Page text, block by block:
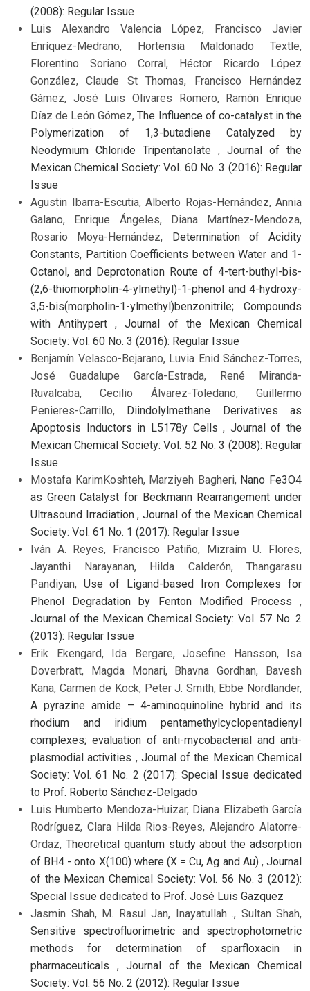
(2008): Regular Issue
Luis Alexandro Valencia López, Francisco Javier
Enríquez-Medrano, Hortensia Maldonado Textle,
Florentino Soriano Corral, Héctor Ricardo López
González, Claude St Thomas, Francisco Hernández
Gámez, José Luis Olivares Romero, Ramón Enrique
Díaz de León Gómez,The Influence of co-catalyst in the
Polymerization of 1,3-butadiene Catalyzed by
Neodymium Chloride Tripentanolate , Journal of the
Mexican Chemical Society: Vol. 60 No. 3 (2016): Regular
Issue
Agustin Ibarra-Escutia, Alberto Rojas-Hernández, Annia
Galano, Enrique Ángeles, Diana Martínez-Mendoza,
Rosario Moya-Hernández,
Determination of Acidity
Constants, Partition Coefficients between Water and 1-
Octanol, and Deprotonation Route of 4-tert-buthyl-bis-
(2,6-thiomorpholin-4-ylmethyl)-1-phenol and 4-hydroxy-
3,5-bis(morpholin-1-ylmethyl)benzonitrile; Compounds
with Antihypert,Journal of the Mexican Chemical
Society: Vol. 60 No. 3 (2016): Regular Issue
Benjamín Velasco-Bejarano, Luvia Enid Sánchez-Torres,
José Guadalupe García-Estrada, René Miranda-
Ruvalcaba, Cecilio Álvarez-Toledano, Guillermo
Penieres-Carrillo,
Diindolylmethane Derivatives as
Apoptosis Inductors in L5178y Cells, Journal of the
Mexican Chemical Society: Vol. 52 No. 3 (2008): Regular
Issue
Mostafa KarimKoshteh, Marziyeh Bagheri, Nano Fe3O4
as Green Catalyst for Beckmann Rearrangement under
Ultrasound Irradiation,Journal of the Mexican Chemical
Society: Vol. 61 No. 1 (2017): Regular Issue
Iván A. Reyes, Francisco Patiño, Mizraím U. Flores,
Jayanthi Narayanan, Hilda Calderón, Thangarasu
Pandiyan, Use of Ligand-based Iron Complexes for
Phenol Degradation by Fenton Modified Process ,
Journal of the Mexican Chemical Society: Vol. 57 No. 2
(2013): Regular Issue
Erik Ekengard, Ida Bergare, Josefine Hansson, Isa
Doverbratt, Magda Monari, Bhavna Gordhan, Bavesh
Kana, Carmen de Kock, Peter J. Smith, Ebbe Nordlander,
A pyrazine amide – 4-aminoquinoline hybrid and its
rhodium and iridium pentamethylcyclopentadienyl
complexes; evaluation of anti-mycobacterial and anti-
plasmodial activities , Journal of the Mexican Chemical
Society: Vol. 61 No. 2 (2017): Special Issue dedicated
to Prof. Roberto Sánchez-Delgado
Luis Humberto Mendoza-Huizar, Diana Elizabeth García
Rodríguez, Clara Hilda Rios-Reyes, Alejandro Alatorre-
Ordaz, Theoretical quantum study about the adsorption
of BH4 - onto X(100) where (X = Cu, Ag and Au) ,Journal
of the Mexican Chemical Society: Vol. 56 No. 3 (2012):
Special Issue dedicated to Prof. José Luis Gazquez
Jasmin Shah, M. Rasul Jan, Inayatullah ., Sultan Shah,
Sensitive spectrofluorimetric and spectrophotometric
methods for determination of sparfloxacin in
pharmaceuticals ,Journal of the Mexican Chemical
Society: Vol. 56 No. 2 (2012): Regular Issue